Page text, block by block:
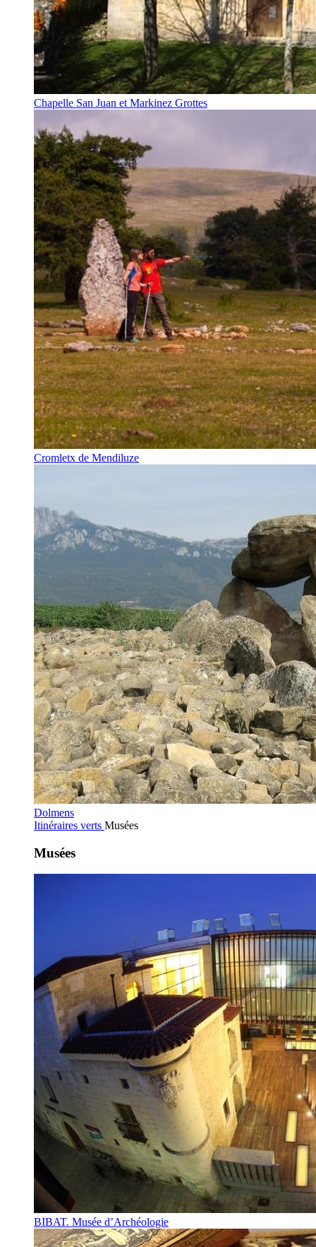
Chapelle San Juan et Markinez Grottes
Cromletx de Mendiluze
Dolmens
Itinéraires verts Musées
Musées
BIBAT. Musée d’Archéologie